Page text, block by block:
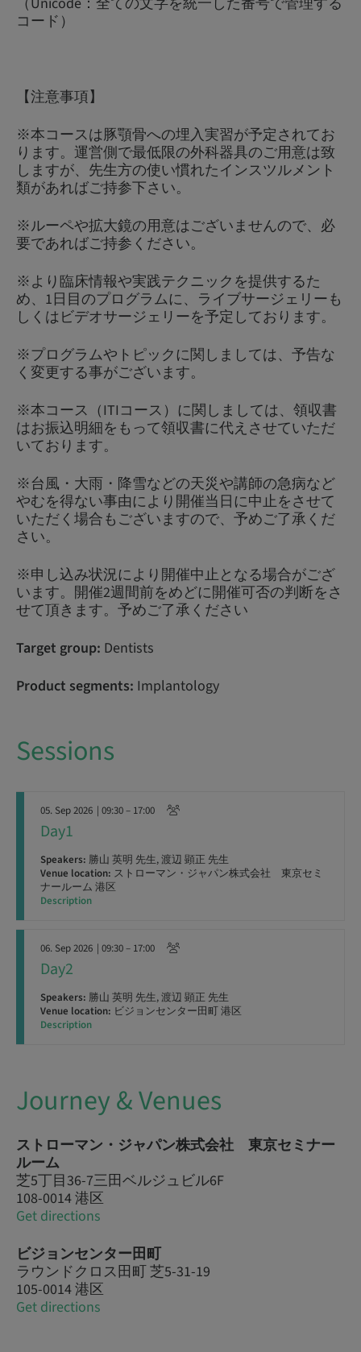
コード）
【注意事項】
※本コースは豚顎骨への埋入実習が予定されてお
ります。運営側で最低限の外科器具のご用意は致
しますが、先生方の使い慣れたインスツルメント
類があればご持参下さい。
※ルーペや拡大鏡の用意はございませんので、必
要であればご持参ください。
※より臨床情報や実践テクニックを提供するた
め、1日目のプログラムに、ライブサージェリーも
しくはビデオサージェリーを予定しております。
※プログラムやトピックに関しましては、予告な
く変更する事がございます。
※本コース（ITIコース）に関しましては、領収書
はお振込明細をもって領収書に代えさせていただ
いております。
※台風・大雨・降雪などの天災や講師の急病など
やむを得ない事由により開催当日に中止をさせて
いただく場合もございますので、予めご了承くだ
さい。
※申し込み状況により開催中止となる場合がござ
います。開催2週間前をめどに開催可否の判断をさ
せて頂きます。予めご了承ください
Target group: Dentists
Product segments: Implantology
Sessions
05. Sep 2026 | 09:30 – 17:00
Day1
Speakers: 勝山 英明 先生, 渡辺 顕正 先生
Venue location: ストローマン・ジャパン株式会社 東京セミ
ナールーム 港区
Description
06. Sep 2026 | 09:30 – 17:00
Day2
Speakers: 勝山 英明 先生, 渡辺 顕正 先生
Venue location: ビジョンセンター田町 港区
Description
Journey & Venues
ストローマン・ジャパン株式会社 東京セミナー
ルーム
芝5丁目36-7三田ベルジュビル6F
108-0014 港区
Get directions
ビジョンセンター田町
ラウンドクロス田町 芝5-31-19
105-0014 港区
Get directions